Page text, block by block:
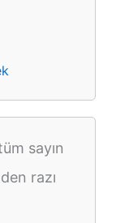
sayın
razı